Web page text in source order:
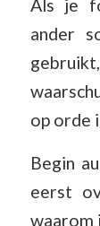
Als je
ander
op orde
Begin
eerst
waarom